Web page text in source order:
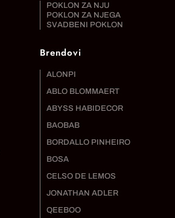
POKLON ZA NJU
POKLON ZA NJEGA
SVADBENI POKLON
Brendovi
ALONPI
ABLO BLOMMAERT
ABYSS HABIDECOR
BAOBAB
BORDALLO PINHEIRO
BOSA
CELSO DE LEMOS
JONATHAN ADLER
QEEBOO